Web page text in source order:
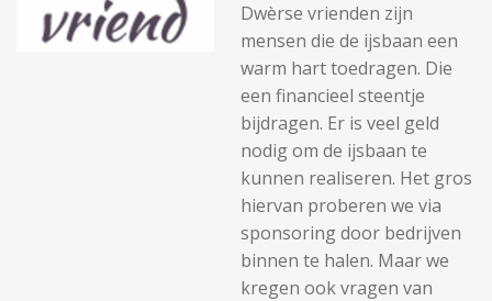
Dwèrse vrienden zijn
mensen die de ijsbaan een
warm hart toedragen. Die
een financieel steentje
bijdragen. Er is veel geld
nodig om de ijsbaan te
kunnen realiseren. Het gros
hiervan proberen we via
sponsoring door bedrijven
binnen te halen. Maar we
kregen ook vragen van